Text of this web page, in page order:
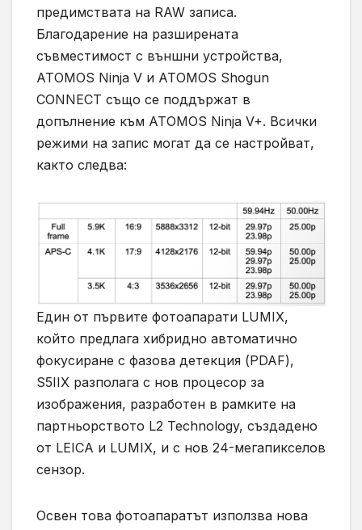
предимствата на RAW записа.
Благодарение на разширената
съвместимост с външни устройства,
ATOMOS Ninja V и ATOMOS Shogun
CONNECT също се поддържат в
допълнение към ATOMOS Ninja V+. Всички
режими на запис могат да се настройват,
както следва:
Един от първите фотоапарати LUMIX,
който предлага хибридно автоматично
фокусиране с фазова детекция (PDAF),
S5IIX разполага с нов процесор за
изображения, разработен в рамките на
партньорството L2 Technology, създадено
от LEICA и LUMIX, и с нов 24-мегапикселов
сензор.
Освен това фотоапаратът използва нова